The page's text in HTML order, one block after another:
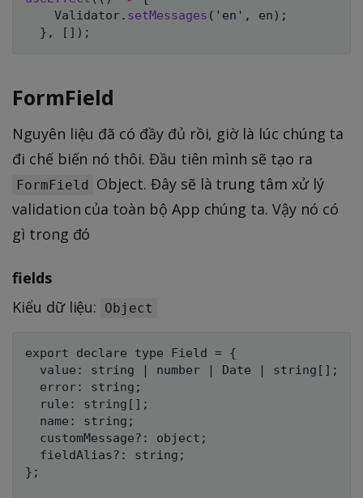
    Validator
. setMessages ( 'en' , en ) ;
} , [ ] ) ;
FormField
Nguyên liệu đã có đầy đủ rồi, giờ là lúc chúng ta
đi chế biến nó thôi. Đầu tiên mình sẽ tạo ra
FormField
Object. Đây sẽ là trung tâm xử lý
validation của toàn bộ App chúng ta. Vậy nó có
gì trong đó
fields
Kiểu dữ liệu: Object
export declare type Field = {
  value: string | number | Date | string[];
  error: string;
  rule: string[];
  name: string;
  customMessage?: object;
  fieldAlias?: string;
};